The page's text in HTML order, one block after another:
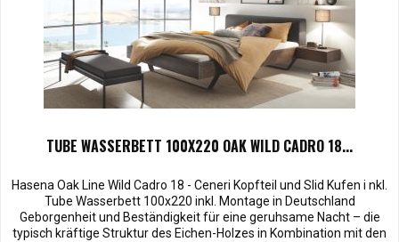
TUBE WASSERBETT 100X220 OAK WILD CADRO 18...
Hasena Oak Line Wild Cadro 18 - Ceneri Kopfteil und Slid Kufen i nkl.
Tube Wasserbett 100x220 inkl. Montage in Deutschland
Geborgenheit und Beständigkeit für eine geruhsame Nacht – die
typisch kräftige Struktur des Eichen-Holzes in Kombination mit den